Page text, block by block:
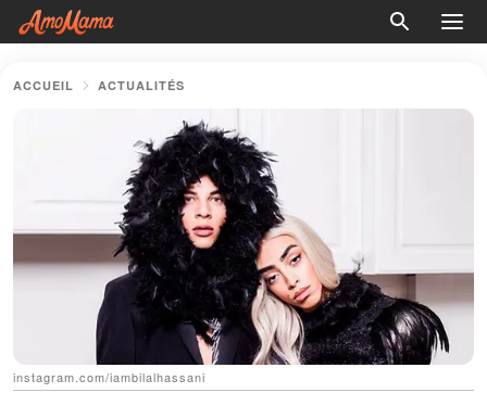
ACCUEIL ACTUALITÉS
instagram.com/iambilalhassani